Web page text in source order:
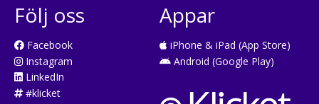
Följ oss
Facebook
Instagram
LinkedIn
#klicket
Appar
iPhone & iPad (App Store)
Android (Google Play)